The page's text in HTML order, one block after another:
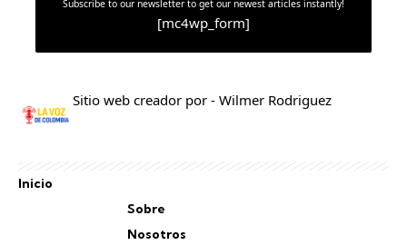
Subscribe to our newsletter to get our newest articles instantly!
[mc4wp_form]
Sitio web creador por - Wilmer Rodriguez
Inicio
Sobre
Nosotros